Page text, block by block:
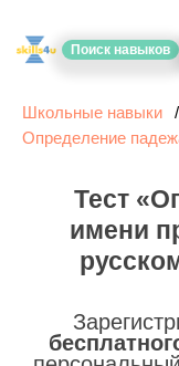
Поиск навыков
Школьные навыки
Определение
Тест
имени